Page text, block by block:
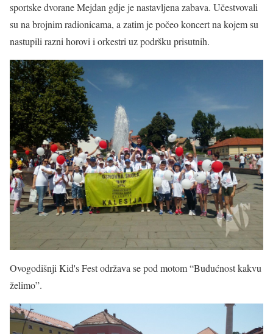
sportske dvorane Mejdan gdje je nastavljena zabava. Učestvovali
su na brojnim radionicama, a zatim je počeo koncert na kojem su
nastupili razni horovi i orkestri uz podršku prisutnih.
Ovogodišnji Kid's Fest održava se pod motom “Budućnost kakvu
želimo”.